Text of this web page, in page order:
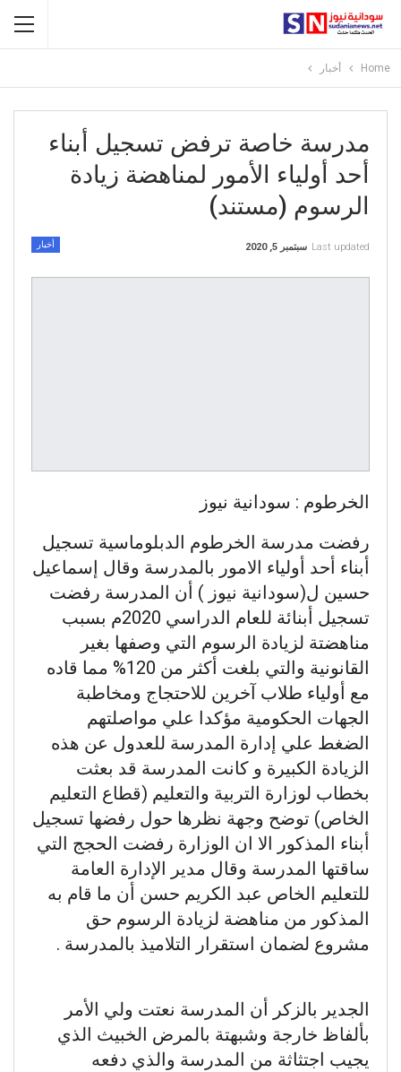
Home أخبار
مدرسة خاصة ترفض تسجيل أبناء
أحد أولياء الأمور لمناهضة زيادة
الرسوم (مستند)
أخبار Last updated سبتمبر 5, 2020
الخرطوم : سودانية نيوز
رفضت مدرسة الخرطوم الدبلوماسية تسجيل
أبناء أحد أولياء الامور بالمدرسة وقال إسماعيل
حسين ل(سودانية نيوز ) أن المدرسة رفضت
تسجيل أبنائة للعام الدراسي 2020م بسبب
مناهضتة لزيادة الرسوم التي وصفها بغير
القانونية والتي بلغت أكثر من 120% مما قاده
مع أولياء طلاب آخرين للاحتجاج ومخاطبة
الجهات الحكومية مؤكدا علي مواصلتهم
الضغط علي إدارة المدرسة للعدول عن هذه
الزيادة الكبيرة و كانت المدرسة قد بعثت
بخطاب لوزارة التربية والتعليم (قطاع التعليم
الخاص) توضح وجهة نظرها حول رفضها تسجيل
أبناء المذكور الا ان الوزارة رفضت الحجج التي
ساقتها المدرسة وقال مدير الإدارة العامة
للتعليم الخاص عبد الكريم حسن أن ما قام به
المذكور من مناهضة لزيادة الرسوم حق
مشروع لضمان استقرار التلاميذ بالمدرسة .
الجدير بالزكر أن المدرسة نعتت ولي الأمر
بألفاظ خارجة وشبهتة بالمرض الخبيث الذي
يجيب اجتثاثة من المدرسة والذي دفعه